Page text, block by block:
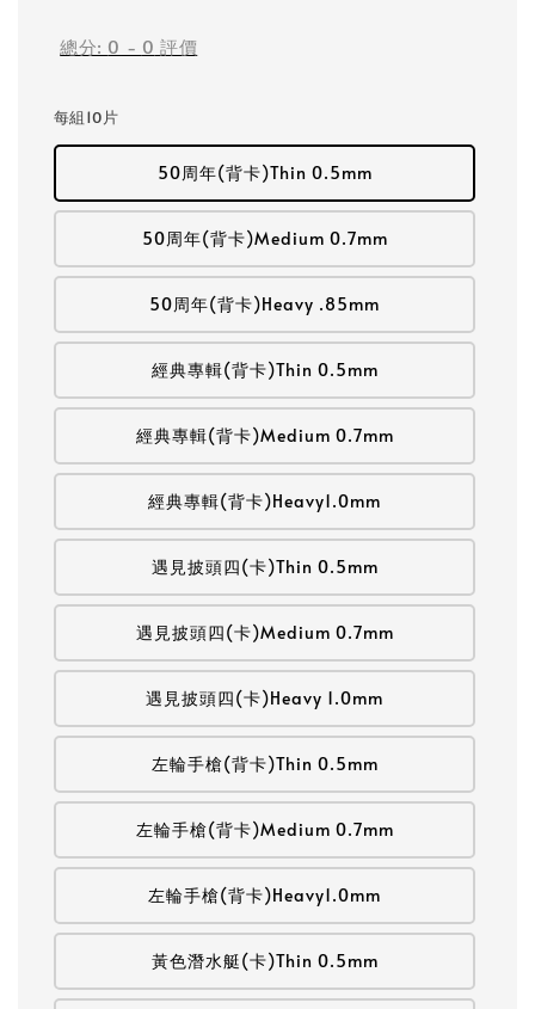
總分: 0 - 0 評價
每組10片
50周年(背卡)Thin 0.5mm
50周年(背卡)Medium 0.7mm
50周年(背卡)Heavy .85mm
經典專輯(背卡)Thin 0.5mm
經典專輯(背卡)Medium 0.7mm
經典專輯(背卡)Heavy1.0mm
遇見披頭四(卡)Thin 0.5mm
遇見披頭四(卡)Medium 0.7mm
遇見披頭四(卡)Heavy 1.0mm
左輪手槍(背卡)Thin 0.5mm
左輪手槍(背卡)Medium 0.7mm
左輪手槍(背卡)Heavy1.0mm
黃色潛水艇(卡)Thin 0.5mm